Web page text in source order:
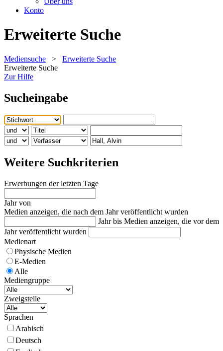
Konto
Erweiterte Suche
Mediensuche > Erweiterte Suche
Erweiterte Suche
Zur Hilfe
Sucheingabe
Weitere Suchkriterien
Erwerbungen der letzten Tage
Jahr von
Medien anzeigen, die nach dem Jahr veröffentlicht wurden
Jahr bis Medien anzeigen, die vor dem
Jahr veröffentlicht wurden
Medienart
Physische Medien
E-Medien
Alle
Mediengruppe
Zweigstelle
Sprachen
Arabisch
Deutsch